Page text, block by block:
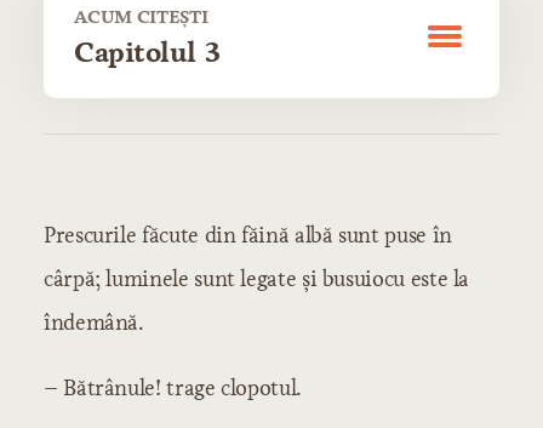
ACUM CITEȘTI
Capitolul 3
Capitolul 2
Capitolul 3
Prescurile făcute din făină albă sunt puse în
cârpă; luminele sunt legate și busuiocu este la
îndemână.
– Bătrânule! trage clopotul.